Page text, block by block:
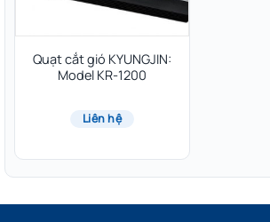
Quạt cắt gió KYUNGJIN:
Model KR-1200
Liên hệ